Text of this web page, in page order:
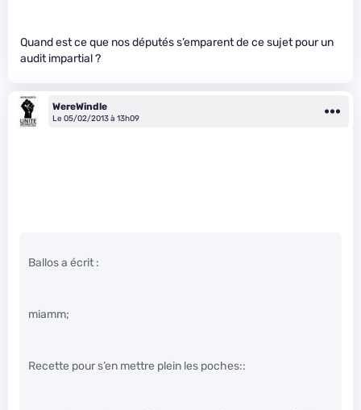
Quand est ce que nos députés s’emparent de ce sujet pour un
audit impartial ?
WereWindle
Le 05/02/2013 à 13h09
Ballos a écrit :
miamm;
Recette pour s’en mettre plein les poches::